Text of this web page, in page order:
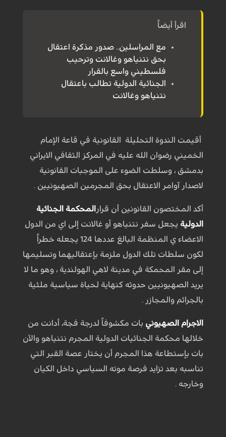
اقرأ أيضاً
مع المراسلين.. صدور مذكرة اعتقال
بحق نتنياهو وغالانت وترحيب
فلسطيني واسع بالقرار
الجنائية الدولية تطالب باعتقال
نتنياهو وغالانت
أقيمت الندوة التحليلة القانونية في قاعة الإمام
الخميني رضوان الله عليه في المركز الثقافي الايراني
بدمشق ، وسلطت الضوء على الموجبات القانونية
لاصدار آوامر الاعتقال بحق المجرمين الصهيونيين .
أكد المختصون القانونين أن قرار المحكمة الجنائية
الدولية يجعل سفر نتنياهو أو غالانت إلى اي من الدول
الاعضاء ي المنظمة البالغ عددها 124 يجعله خطراً
لكون سلطات تلك الدول ملزمة بإعتقاليهما وتسليمها
إلى مقر المحمكة في مدينة لاهي الهولندية ، وهو ما لا
يريد الصهيونيين حدوثه كنهاية لحياة سياسية ملئية
بالجرائم والمجازر .
الاجرام الصهيوني بات مكشوفاً لدرجة فجة، أدانت من
خلالها محكمة الجنائيات الدولية المجرم نتنياهو والآن
بات بإستطاعة هذا المجرم أن يختار عصة القبر التي
تناسبه بعد تزايد فرصة موته السياسي داخل الكيان
وخارجه .